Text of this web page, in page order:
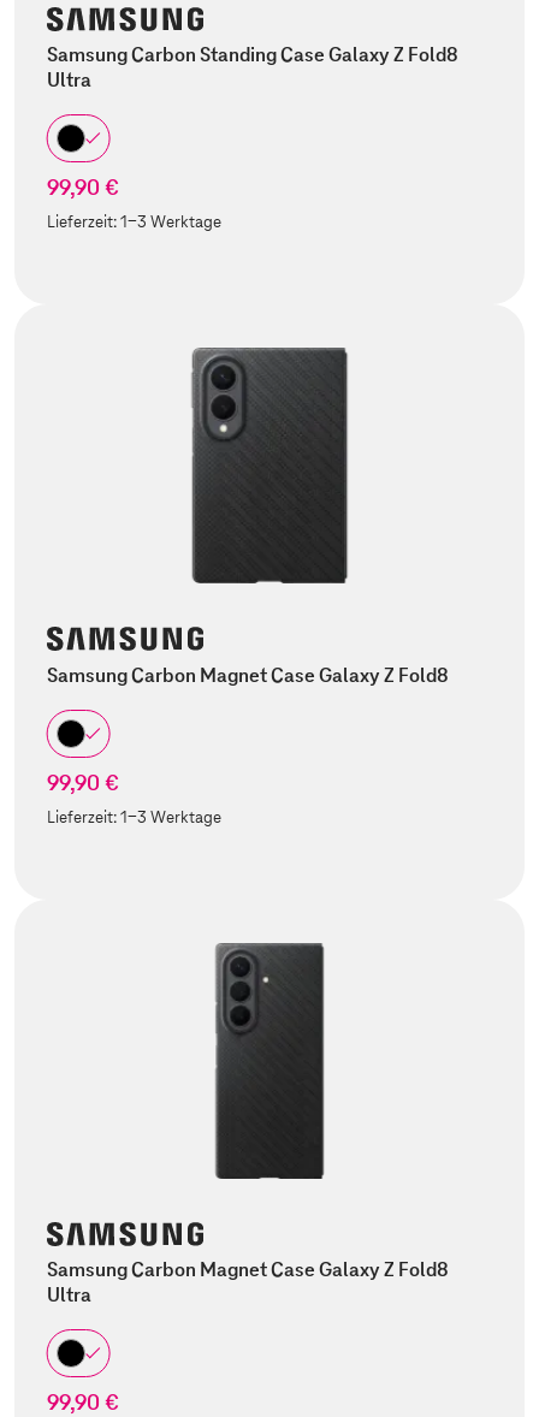
Samsung Carbon Standing Case Galaxy Z Fold8
Ultra
99,90 €
Lieferzeit:1-3 Werktage
Samsung Carbon Magnet Case Galaxy Z Fold8
99,90 €
Lieferzeit:1-3 Werktage
Samsung Carbon Magnet Case Galaxy Z Fold8
Ultra
99,90 €